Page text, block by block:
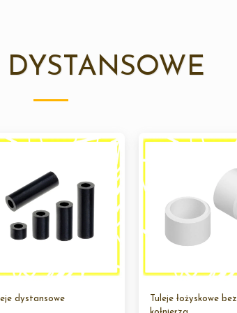
DYSTANSOWE
dystansowe
Tuleje łożyskowe bez